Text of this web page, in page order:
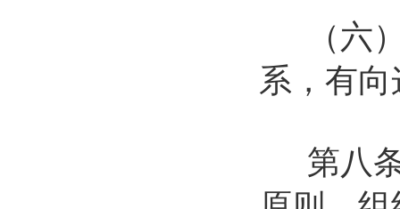
（六）
系，有
第八条